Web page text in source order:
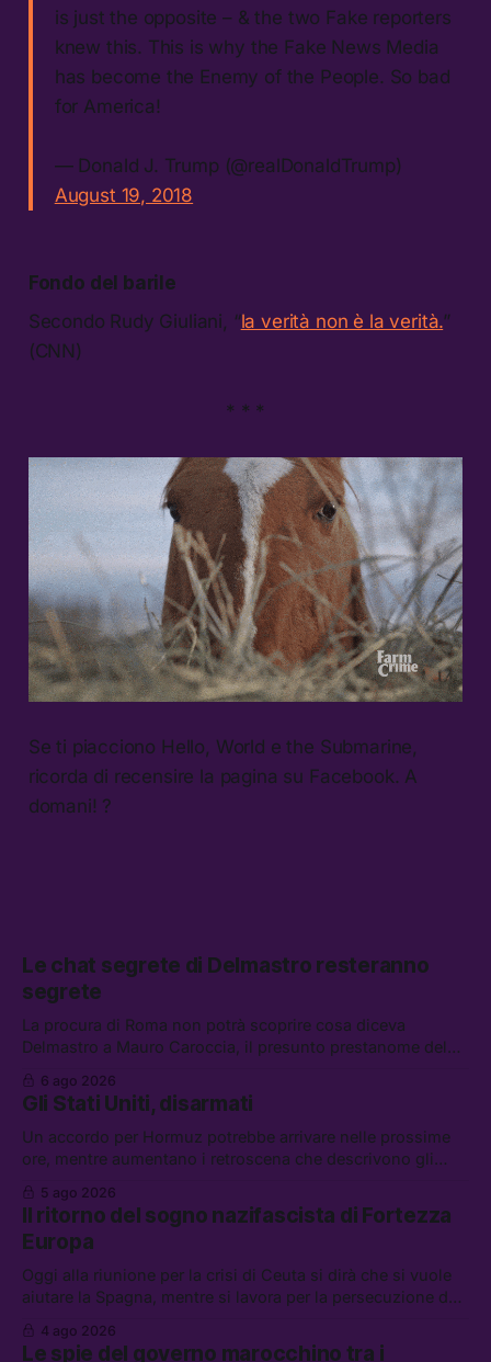
is just the opposite – & the two Fake reporters
knew this. This is why the Fake News Media
has become the Enemy of the People. So bad
for America!
— Donald J. Trump (@realDonaldTrump)
August 19, 2018
Fondo del barile
Secondo Rudy Giuliani, “la verità non è la verità.”
(CNN)
* * *
Se ti piacciono Hello, World e the Submarine,
ricorda di recensire la pagina su Facebook. A
domani! ?
Le chat segrete di Delmastro resteranno
segrete
La procura di Roma non potrà scoprire cosa diceva
Delmastro a Mauro Caroccia, il presunto prestanome del
attacchi in Libano, il governo chiederà 36 miliardi di
flessibilità in armi e energia, e Grokipedia è già stata
abbandonata
6 ago 2026
Gli Stati Uniti, disarmati
Un accordo per Hormuz potrebbe arrivare nelle prossime
ore, mentre aumentano i retroscena che descrivono gli
chi aspetta i dispersi di Ceuta, il boom dei carburanti
diluiti, e quanti attivisti anti data center sono stati arrestati
5 ago 2026
Il ritorno del sogno nazifascista di Fortezza
Europa
Oggi alla riunione per la crisi di Ceuta si dirà che si vuole
aiutare la Spagna, mentre si lavora per la persecuzione dei
spontanei a Gaza, un giovane di 19 anni è morto sotto il
4 ago 2026
Le spie del governo marocchino tra i